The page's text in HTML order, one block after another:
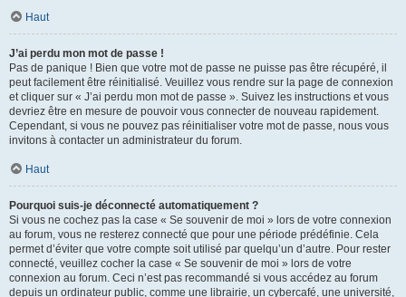
Haut
J’ai perdu mon mot de passe !
Pas de panique ! Bien que votre mot de passe ne puisse pas être récupéré, il
peut facilement être réinitialisé. Veuillez vous rendre sur la page de connexion
et cliquer sur « J’ai perdu mon mot de passe ». Suivez les instructions et vous
devriez être en mesure de pouvoir vous connecter de nouveau rapidement.
Cependant, si vous ne pouvez pas réinitialiser votre mot de passe, nous vous
invitons à contacter un administrateur du forum.
Haut
Pourquoi suis-je déconnecté automatiquement ?
Si vous ne cochez pas la case « Se souvenir de moi » lors de votre connexion
au forum, vous ne resterez connecté que pour une période prédéfinie. Cela
permet d’éviter que votre compte soit utilisé par quelqu’un d’autre. Pour rester
connecté, veuillez cocher la case « Se souvenir de moi » lors de votre
connexion au forum. Ceci n’est pas recommandé si vous accédez au forum
depuis un ordinateur public, comme une librairie, un cybercafé, une université,